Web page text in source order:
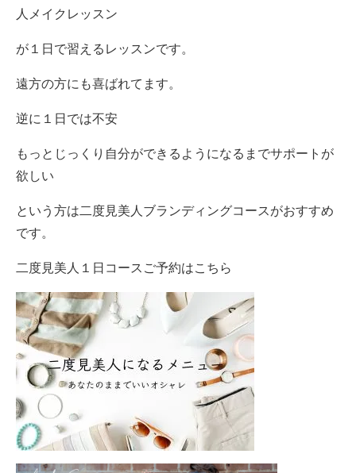
人メイクレッスン
が１日で習えるレッスンです。
遠方の方にも喜ばれてます。
逆に１日では不安
もっとじっくり自分ができるようになるまでサポートが
欲しい
という方は二度見美人ブランディングコースがおすすめ
です。
二度見美人１日コースご予約はこちら